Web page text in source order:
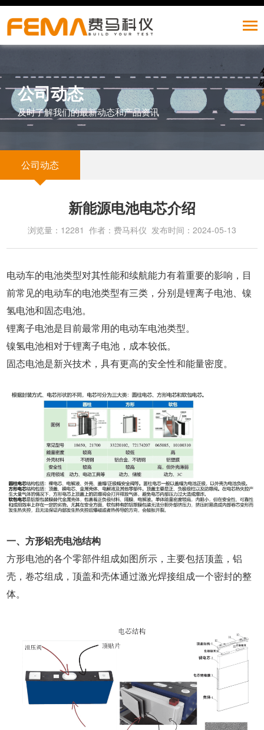
公司动态
及时了解我们的最新动态和产品资讯
公司动态
新能源电池电芯介绍
浏览量：12281 作者：费马科仪 发布时间：2024-05-13
电动车的电池类型对其性能和续航能力有着重要的影响，目
前常见的电动车的电池类型有三类，分别是锂离子电池、镍
氢电池和固态电池。
锂离子电池是目前最常用的电动车电池类型。
镍氢电池相对于锂离子电池，成本较低。
固态电池是新兴技术，具有更高的安全性和能量密度。
一、方形铝壳电池结构
方形电池的各个零部件组成如图所示，主要包括顶盖，铝
壳，卷芯组成，顶盖和壳体通过激光焊接组成一个密封的整
体。